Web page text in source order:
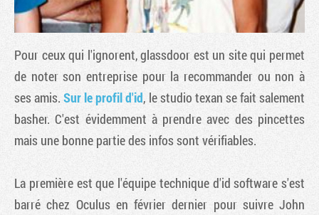
Pour ceux qui l'ignorent, glassdoor est un site qui permet
de noter son entreprise pour la recommander ou non à
ses amis.Sur le profil d'id, le studio texan se fait salement
basher. C'est évidemment à prendre avec des pincettes
mais une bonne partie des infos sont vérifiables.
La première est que l'équipe technique d'id software s'est
barré chez Oculus en février dernier pour suivre John
Tribune